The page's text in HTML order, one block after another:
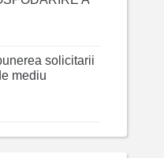
solicitarii
mediu